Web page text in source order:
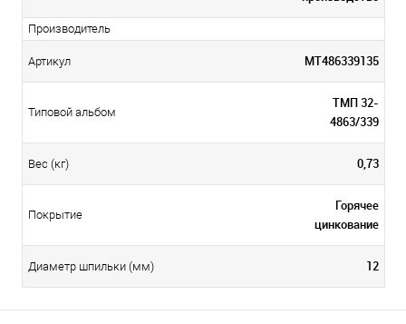
Производитель
Артикул МТ486339135
Типовой альбом
ТМП 32-
4863/339
Вес (кг) 0,73
Покрытие
Горячее
цинкование
Диаметр шпильки (мм) 12